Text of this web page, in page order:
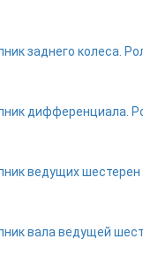
заднего колеса.
дифференциала.
ведущих шестерен
вала ведущей